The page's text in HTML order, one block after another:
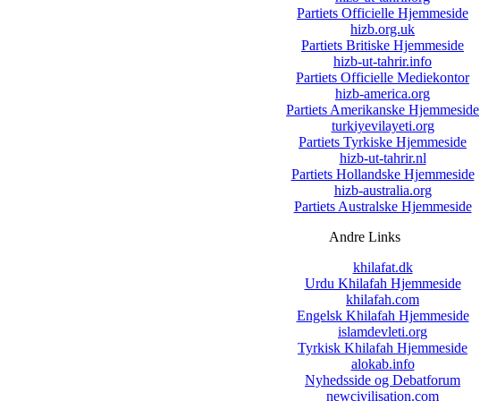
Partiets Officielle Hjemmeside
hizb.org.uk
Partiets Britiske Hjemmeside
hizb-ut-tahrir.info
Partiets Officielle Mediekontor
hizb-america.org
Partiets Amerikanske Hjemmeside
turkiyevilayeti.org
Partiets Tyrkiske Hjemmeside
hizb-ut-tahrir.nl
Partiets Hollandske Hjemmeside
hizb-australia.org
Partiets Australske Hjemmeside
Andre Links
khilafat.dk
Urdu Khilafah Hjemmeside
khilafah.com
Engelsk Khilafah Hjemmeside
islamdevleti.org
Tyrkisk Khilafah Hjemmeside
alokab.info
Nyhedsside og Debatforum
newcivilisation.com